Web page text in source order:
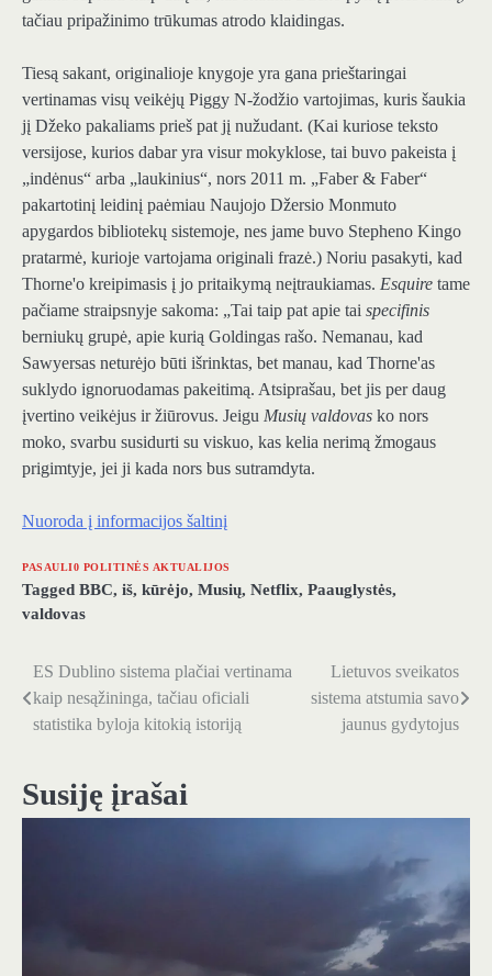
tačiau pripažinimo trūkumas atrodo klaidingas.
Tiesą sakant, originalioje knygoje yra gana prieštaringai
vertinamas visų veikėjų Piggy N-žodžio vartojimas, kuris šaukia
jį Džeko pakaliams prieš pat jį nužudant. (Kai kuriose teksto
versijose, kurios dabar yra visur mokyklose, tai buvo pakeista į
„indėnus“ arba „laukinius“, nors 2011 m. „Faber & Faber“
pakartotinį leidinį paėmiau Naujojo Džersio Monmuto
apygardos bibliotekų sistemoje, nes jame buvo Stepheno Kingo
pratarmė, kurioje vartojama originali frazė.) Noriu pasakyti, kad
Thorne'o kreipimasis į jo pritaikymą neįtraukiamas. Esquire tame
pačiame straipsnyje sakoma: „Tai taip pat apie tai specifinis
berniukų grupė, apie kurią Goldingas rašo. Nemanau, kad
Sawyersas neturėjo būti išrinktas, bet manau, kad Thorne'as
suklydo ignoruodamas pakeitimą. Atsiprašau, bet jis per daug
įvertino veikėjus ir žiūrovus. Jeigu Musių valdovas ko nors
moko, svarbu susidurti su viskuo, kas kelia nerimą žmogaus
prigimtyje, jei ji kada nors bus sutramdyta.
Nuoroda į informacijos šaltinį
PASAULI0 POLITINĖS AKTUALIJOS
Tagged BBC, iš, kūrėjo, Musių, Netflix, Paauglystės,
valdovas
Navigacija
tarp
ES Dublino sistema plačiai vertinama
kaip nesąžininga, tačiau oficiali
statistika byloja kitokią istoriją
Lietuvos sveikatos
sistema atstumia savo
jaunus gydytojus
Susiję įrašai